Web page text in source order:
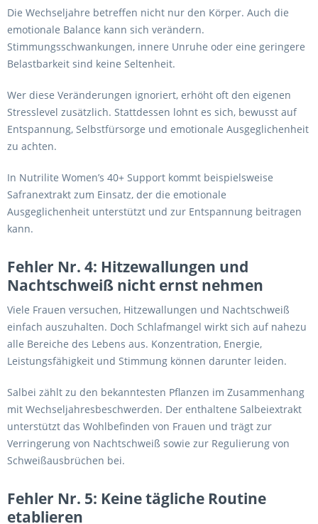
Die Wechseljahre betreffen nicht nur den Körper. Auch die
emotionale Balance kann sich verändern.
Stimmungsschwankungen, innere Unruhe oder eine geringere
Belastbarkeit sind keine Seltenheit.
Wer diese Veränderungen ignoriert, erhöht oft den eigenen
Stresslevel zusätzlich. Stattdessen lohnt es sich, bewusst auf
Entspannung, Selbstfürsorge und emotionale Ausgeglichenheit
zu achten.
In Nutrilite Women’s 40+ Support kommt beispielsweise
Safranextrakt zum Einsatz, der die emotionale
Ausgeglichenheit unterstützt und zur Entspannung beitragen
kann.
Fehler Nr. 4: Hitzewallungen und
Nachtschweiß nicht ernst nehmen
Viele Frauen versuchen, Hitzewallungen und Nachtschweiß
einfach auszuhalten. Doch Schlafmangel wirkt sich auf nahezu
alle Bereiche des Lebens aus. Konzentration, Energie,
Leistungsfähigkeit und Stimmung können darunter leiden.
Salbei zählt zu den bekanntesten Pflanzen im Zusammenhang
mit Wechseljahresbeschwerden. Der enthaltene Salbeiextrakt
unterstützt das Wohlbefinden von Frauen und trägt zur
Verringerung von Nachtschweiß sowie zur Regulierung von
Schweißausbrüchen bei.
Fehler Nr. 5: Keine tägliche Routine
etablieren